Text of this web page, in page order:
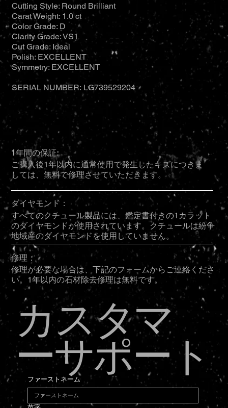
Cutting Style: Round Brilliant
Carat Weight: 1.0 ct
Color Grade: D
Clarity Grade: VS1
Cut Grade: Ideal
Polish: EXCELLENT
Symmetry: EXCELLENT
SERIAL NUMBER: LG739529204
ファーストネーム
カスタマ
ーサポート
1年間の保証:
ご購入後1年以内に通常使用で発生したキズにつきま
しては、無料で修理させていただきます。
修理：
修理が必要な場合は、下記のフォームからご連絡くださ
い。1年以内の石材除去修理は無料です。
ダイヤモンド：
すべてのクチュール製品には、鑑定書付きの1カラット
のダイヤモンドが使用されています。クチュールは紛争
地域産のダイヤモンドを使用していません。